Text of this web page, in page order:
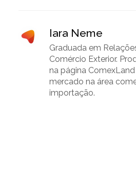
Iara Neme
Graduada em
Comércio Exterior.
na página
mercado na área
importação.